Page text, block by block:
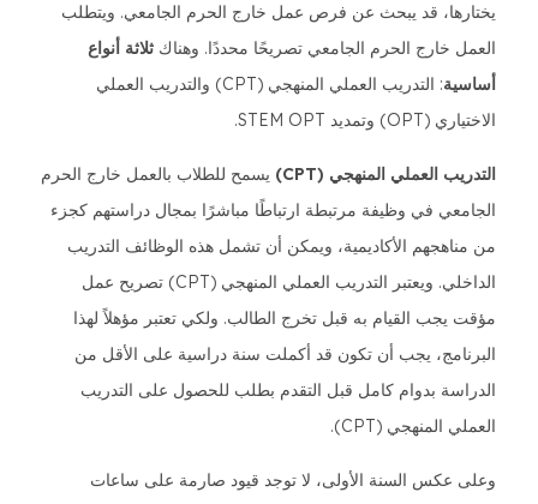
يختارها، قد يبحث عن فرص عمل خارج الحرم الجامعي. ويتطلب
العمل خارج الحرم الجامعي تصريحًا محددًا. وهناك ثلاثة أنواع
أساسية
: التدريب العملي المنهجي (CPT) والتدريب العملي
الاختياري (OPT) وتمديد STEM OPT.
التدريب العملي المنهجي (CPT)
يسمح للطلاب بالعمل خارج الحرم
الجامعي في وظيفة مرتبطة ارتباطًا مباشرًا بمجال دراستهم كجزء
من مناهجهم الأكاديمية، ويمكن أن تشمل هذه الوظائف التدريب
الداخلي. ويعتبر التدريب العملي المنهجي (CPT) تصريح عمل
مؤقت يجب القيام به قبل تخرج الطالب. ولكي تعتبر مؤهلاً لهذا
البرنامج، يجب أن تكون قد أكملت سنة دراسية على الأقل من
الدراسة بدوام كامل قبل التقدم بطلب للحصول على التدريب
العملي المنهجي (CPT).
وعلى عكس السنة الأولى، لا توجد قيود صارمة على ساعات